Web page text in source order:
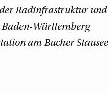
Radinfrastruktur und
Württemberg
am Bucher Stausee